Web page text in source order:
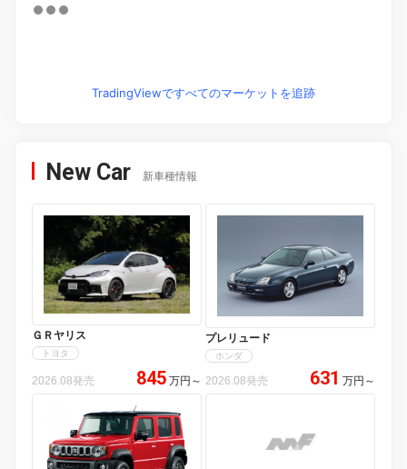
TradingViewですべてのマーケットを追跡
New Car 新車種情報
ＧＲヤリス
トヨタ
2026.08発売 845 万円 ～
プレリュード
ホンダ
2026.08発売 631 万円 ～